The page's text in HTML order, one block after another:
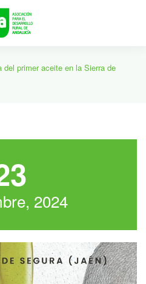
del primer aceite en la Sierra de
2024